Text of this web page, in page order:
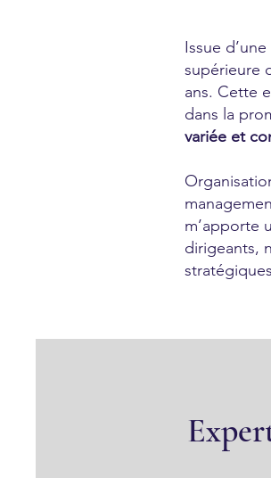
Issue
supérieure
ans. Cette
dans la
variée et
m’apporte
dirigeants,